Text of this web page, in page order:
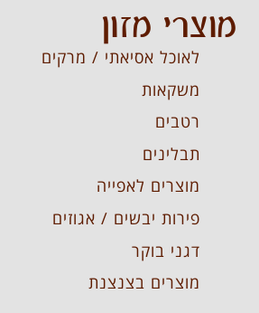
מוצרי מזון
לאוכל אסיאתי / מרקים
משקאות
רטבים
תבלינים
מוצרים לאפייה
פירות יבשים / אגוזים
דגני בוקר
מוצרים בצנצנת